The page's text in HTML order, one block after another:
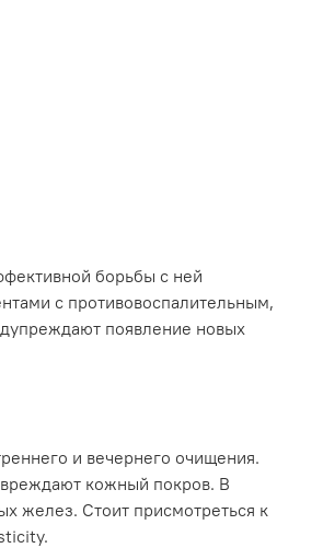
борьбы с ней
с противовоспалительным,
появление новых
и вечернего очищения.
кожный покров. В
желез. Стоит присмотреться к